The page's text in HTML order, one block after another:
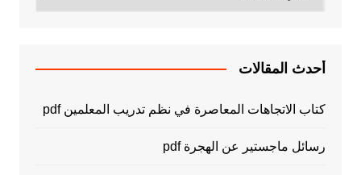
أحدث المقالات
كتاب الاتجاهات المعاصرة في نظم تدريب المعلمين pdf
رسائل ماجستير عن الهجرة pdf